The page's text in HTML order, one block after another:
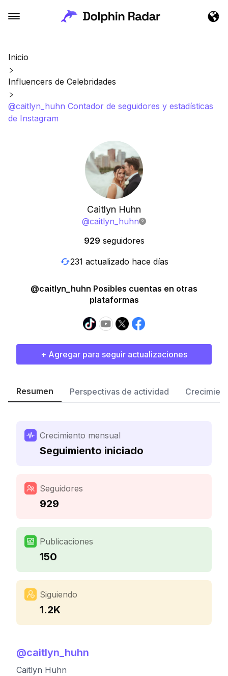
Inicio
Influencers de Celebridades
@caitlyn_huhn Contador de seguidores y estadísticas
de Instagram
Caitlyn Huhn
@caitlyn_huhn
929 seguidores
231 actualizado hace días
@caitlyn_huhn Posibles cuentas en otras
plataformas
+ Agregar para seguir actualizaciones
Resumen Perspectivas de actividad
Crecimiento mensual
Seguimiento iniciado
Seguidores
929
Publicaciones
150
Siguiendo
1.2K
@caitlyn_huhn
Caitlyn Huhn